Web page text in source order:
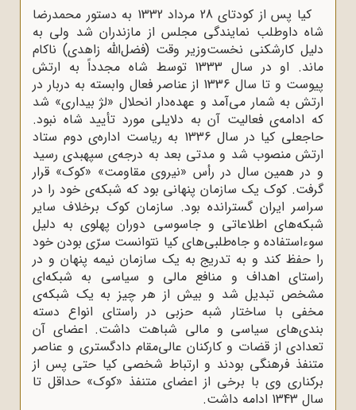
کیا پس از کودتاى 28 مرداد 1332 به دستور محمدرضا
شاه داوطلب نمایندگى مجلس از مازندران شد ولى به
دلیل کارشکنى نخست‌وزیر وقت (فضل‌الله زاهدى) ناکام
ماند. او در سال 1333 توسط شاه مجدداً به ارتش
پیوست و تا سال 1336 از عناصر فعال وابسته به دربار در
ارتش به شمار می‌آمد و عهده‌دار انحلال «لژ بیدارى» شد
که ادامه‌ی فعالیت آن به دلایلى مورد تأیید شاه نبود.
حاجعلى کیا در سال 1336 به ریاست اداره‌ی دوم ستاد
ارتش منصوب شد و مدتى بعد به درجه‌ی سپهبدى رسید
و در همین سال در رأس «نیروى مقاومت» «کوک» قرار
گرفت. کوک یک سازمان پنهانى بود که شبکه‌ی خود را در
سراسر ایران گسترانده بود. سازمان کوک برخلاف سایر
شبکه‌هاى اطلاعاتى و جاسوسى دوران پهلوى به دلیل
سوءاستفاده و جاه‌طلبى‌هاى کیا نتوانست سرّى بودن خود
را حفظ کند و به تدریج به یک سازمان نیمه پنهان و در
راستاى اهداف و منافع مالى و سیاسى به شبکه‌ای
مشخص تبدیل شد و بیش از هر چیز به یک شبکه‌ی
مخفى با ساختار شبه ‌حزبى در راستاى انواع دسته
‌بندى‌هاى سیاسى و مالى شباهت داشت. اعضاى آن
تعدادى از قضات و کارکنان عالى‌مقام دادگسترى و عناصر
متنفذ فرهنگى بودند و ارتباط شخصى کیا حتى پس از
برکنارى وى با برخى از اعضاى متنفذ «کوک» حداقل تا
سال 1343 ادامه داشت.